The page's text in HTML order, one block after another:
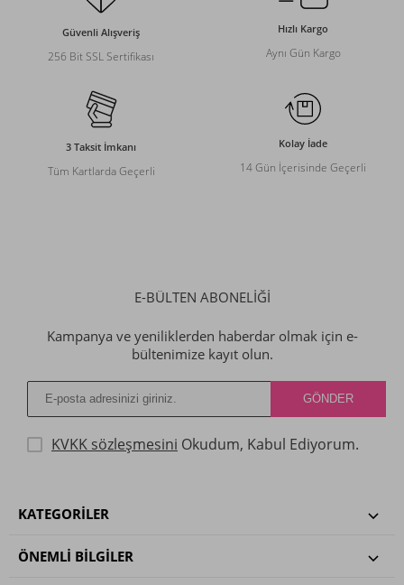
Güvenli Alışveriş
256 Bit SSL Sertifikası
Hızlı Kargo
Aynı Gün Kargo
3 Taksit İmkanı
Tüm Kartlarda Geçerli
Kolay İade
14 Gün İçerisinde Geçerli
E-BÜLTEN ABONELİĞİ
Kampanya ve yeniliklerden haberdar olmak için e-
bültenimize kayıt olun.
KVKK sözleşmesini Okudum, Kabul Ediyorum.
KATEGORILER
ÖNEMLI BILGILER